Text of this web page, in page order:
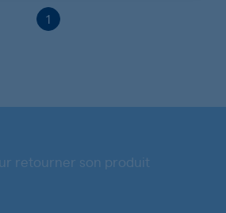
1
retourner son produit